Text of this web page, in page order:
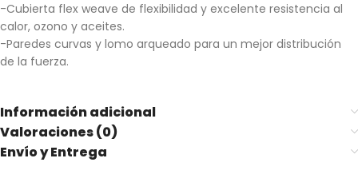
-Cubierta flex weave de flexibilidad y excelente resistencia al
calor, ozono y aceites.
-Paredes curvas y lomo arqueado para un mejor distribución
de la fuerza.
Información adicional
Valoraciones (0)
Envío y Entrega